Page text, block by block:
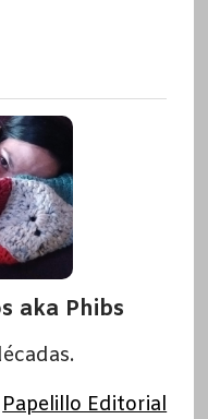
aka Phibs
Papelillo Editorial